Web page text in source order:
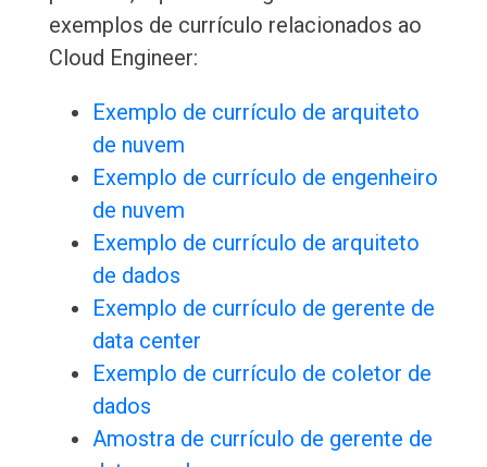
exemplos de currículo relacionados ao
Cloud Engineer:
Exemplo de currículo de arquiteto
de nuvem
Exemplo de currículo de engenheiro
de nuvem
Exemplo de currículo de arquiteto
de dados
Exemplo de currículo de gerente de
data center
Exemplo de currículo de coletor de
dados
Amostra de currículo de gerente de